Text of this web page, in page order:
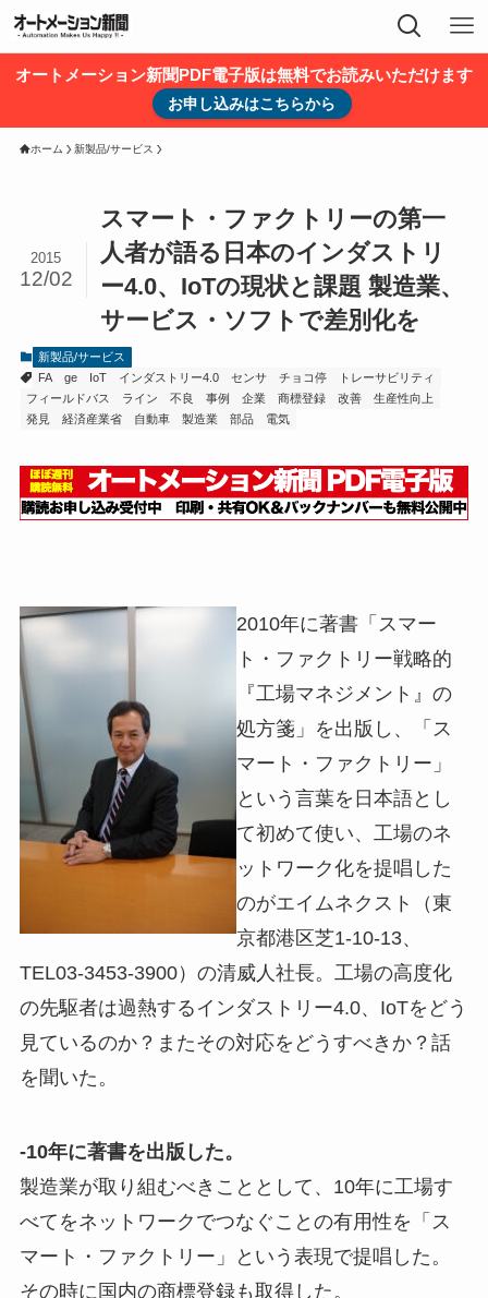
オートメーション新聞PDF電子版は無料でお読みいただけます
お申し込みはこちらから
ホーム 新製品/サービス
スマート・ファクトリーの第一
人者が語る日本のインダストリ
ー4.0、IoTの現状と課題 製造業、
サービス・ソフトで差別化を
2015
12/02
新製品/サービス
FA
ge IoT インダストリー4.0 センサ チョコ停
トレーサビリティ
フィールドバス
ライン 不良 事例 企業 商標登録 改善
生産性向上
発見
経済産業省 自動車 製造業 部品 電気
2010年に著書「スマー
ト・ファクトリー戦略的
『工場マネジメント』の
処方箋」を出版し、「ス
マート・ファクトリー」
という言葉を日本語とし
て初めて使い、工場のネ
ットワーク化を提唱した
のがエイムネクスト（東
京都港区芝1-10-13、
TEL03-3453-3900）の清威人社長。工場の高度化
の先駆者は過熱するインダストリー4.0、IoTをどう
見ているのか？またその対応をどうすべきか？話
を聞いた。
-10年に著書を出版した。
製造業が取り組むべきこととして、10年に工場す
べてをネットワークでつなぐことの有用性を「ス
マート・ファクトリー」という表現で提唱した。
その時に国内の商標登録も取得した。